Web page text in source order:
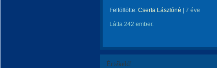
Feltöltötte: Cserta Lászlóné 7 éve
Látta 242 ember.
Értékeld!